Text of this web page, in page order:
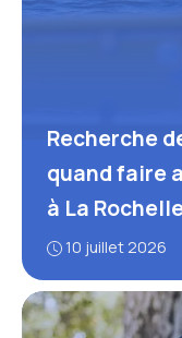
Recherche
quand faire
à La Rochelle
10 juillet 2026